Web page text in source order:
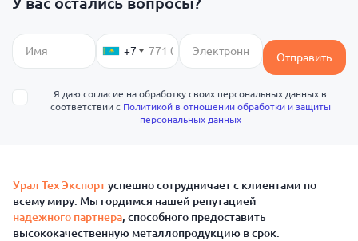
+7 Отправить
Я даю согласие на обработку своих персональных данных в
соответствии с Политикой в отношении обработки и защиты
персональных данных
Урал Тех Экспортуспешно сотрудничает с клиентами по
всему миру. Мы гордимся нашей репутацией
надежного партнера, способного предоставить
высококачественную металлопродукцию в срок.